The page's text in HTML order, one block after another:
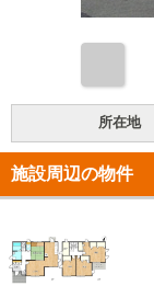
所在地
施設周辺の物件